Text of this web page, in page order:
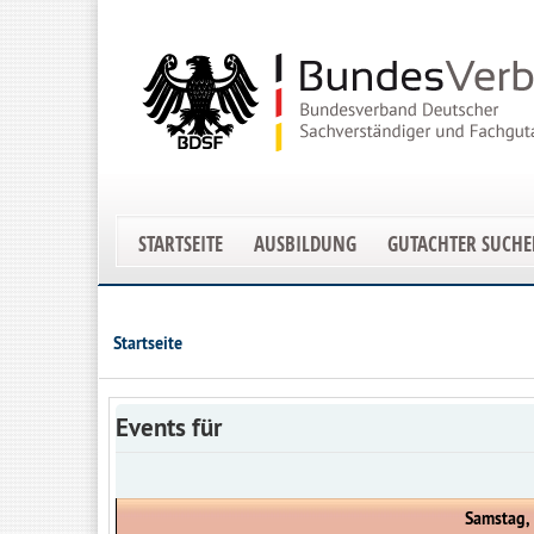
STARTSEITE AUSBILDUNG GUTACHTER
Startseite
Events für